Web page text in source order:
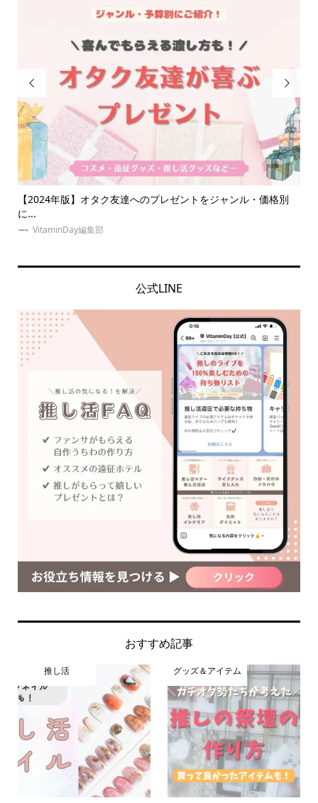

【2024年版】オタク友達へのプレゼントをジャンル・価格別
に...
VitaminDay編集部

公式LINE
おすすめ記事
推し活 グッズ＆アイテム